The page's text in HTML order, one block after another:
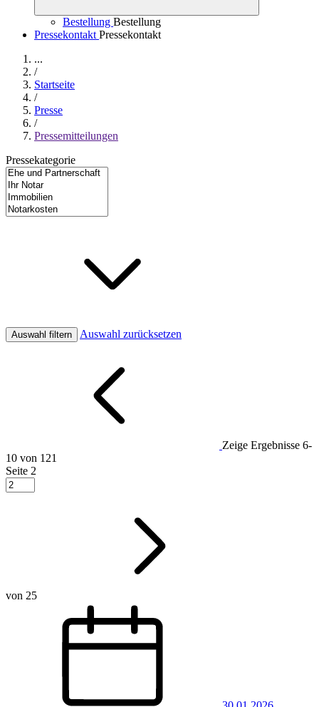
Bestellung Bestellung
Pressekontakt Pressekontakt
...
/
Startseite
/
Presse
/
Pressemitteilungen
Pressekategorie
Auswahl filtern Auswahl zurücksetzen
Zeige Ergebnisse 6-
10 von 121
Seite 2
von 25